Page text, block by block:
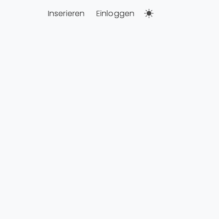
Inserieren Einloggen